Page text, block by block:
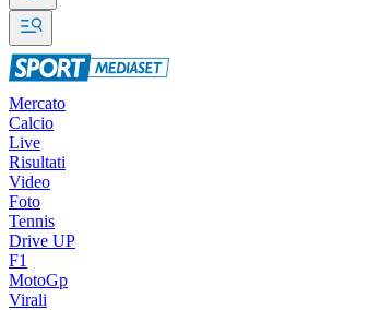
Mercato
Calcio
Live
Risultati
Video
Foto
Tennis
Drive UP
F1
MotoGp
Virali